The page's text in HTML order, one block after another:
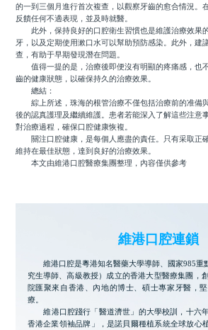
的一到三個月進行首次複查，以觀察牙齒的愈合情況。
反饋任何不適表現，並及時就醫。
此外，保持良好的口腔衛生習慣也是維護治療效果
牙，以及定期使用漱口水可以幫助預防感染。此外，建
查，有助于早期發現潛在問題。
值得一提的是，治療後即便沒有明顯的疼痛感，也
齒的健康狀態，以確保持久的治療效果。
總結：
綜上所述，珠海的根管治療不僅包括治療前的准備
後的認真護理及繼續維護。患者若能深入了解這些注意
對治療過程，確保口腔健康恢複。
關注口腔健康，是每個人應盡的責任。只有采取正
維持在最佳狀態，達到良好的治療效果。
本文由維港口腔醫療集團整理，內容僅供參考
維港口腔連鎖
維港口腔是粵港知名醫藥大學導師、國家985重
究生導師、高級教授）成立的香港大型醫療集團，
院匯聚來自香港、內地的博士、碩士專家牙醫，
療。
維港口腔踐行「醫道濟世」的大學校訓，十六
香港企業領袖品牌」，是諾貝爾種植系統全球放心